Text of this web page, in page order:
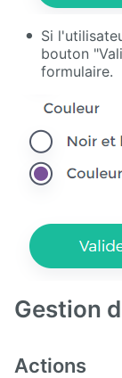
Si
bouton
formulaire.
Gestion
Actions